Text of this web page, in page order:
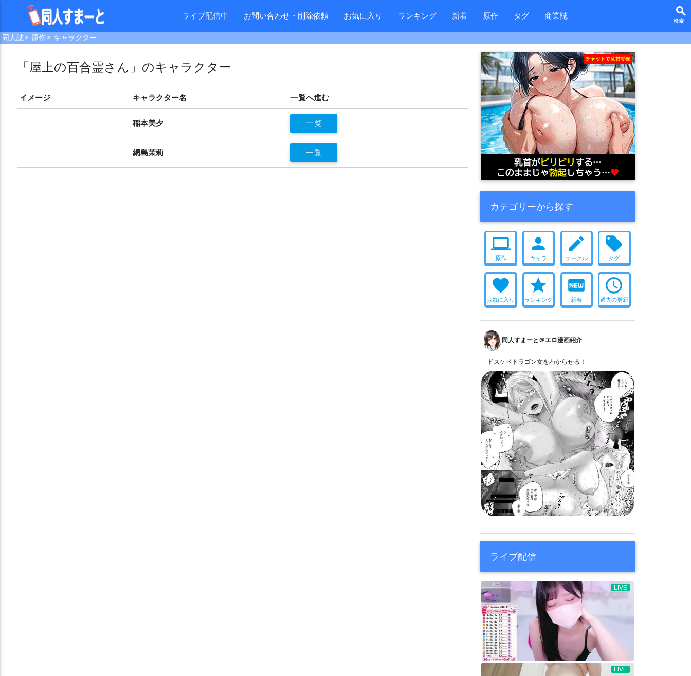
ライブ配信中 お問い合わせ・削除依頼 お気に入り ランキング 新着 原作 タグ 商業誌 search
同人誌 原作 キャラクター
「屋上の百合霊さん」のキャラクター
イメージ キャラクター名 一覧へ進む
稲本美夕 一覧
網島茉莉 一覧
カテゴリーから探す
computer
原作
person
キャラ
create
サークル
local_offer
タグ
favorite
お気に入り
star
ランキング
fiber_new
新着
access_time
過去の更新
同人すまーと＠エロ漫画紹介
ドスケベドラゴン女をわからせる！
ライブ配信